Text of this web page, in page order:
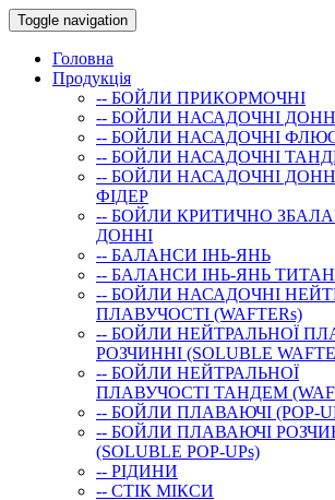
Toggle navigation
Головна
Продукція
-- БОЙЛИ ПРИКОРМОЧНI
-- БОЙЛИ НАСАДОЧНI
-- БОЙЛИ НАСАДОЧНІ
-- БОЙЛИ НАСАДОЧНІ
-- БОЙЛИ НАСАДОЧНI
ФIДЕР
-- БОЙЛИ КРИТИЧНО
ДОННІ
-- БАЛАНСИ ІНЬ-ЯНЬ
-- БАЛАНСИ ІНЬ-ЯНЬ ТИТАН
-- БОЙЛИ НАСАДОЧНI
ПЛАВУЧОСТI (WAFTERs)
-- БОЙЛИ НЕЙТРАЛЬНОЇ
РОЗЧИННІ (SOLUBLE
-- БОЙЛИ НЕЙТРАЛЬНОЇ
ПЛАВУЧОСТІ ТАНДЕМ
-- БОЙЛИ ПЛАВАЮЧІ (POP-
-- БОЙЛИ ПЛАВАЮЧI
(SOLUBLE POP-UPs)
-- РIДИНИ
-- СТIК МIКСИ